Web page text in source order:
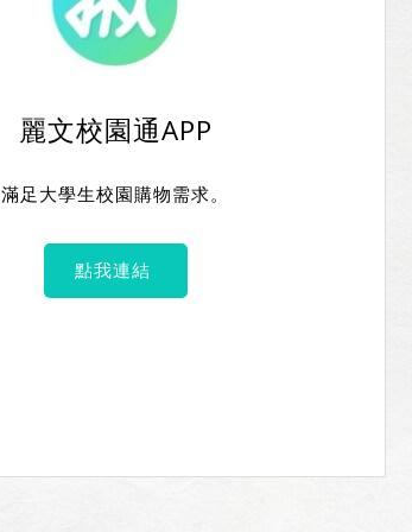
麗文校園通APP
滿足大學生校園購物需求。
點我連結